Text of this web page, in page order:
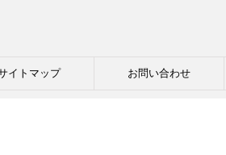
イトマップ お問い合わせ